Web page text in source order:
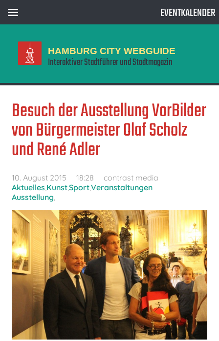
HAMBURG CITY WEBGUIDE
Interaktiver Stadtführer und Stadtmagazin
Besuch der Ausstellung VorBilder
von Bürgermeister Olaf Scholz
und René Adler
10. August 2015 18:28
contrast media
Aktuelles KunstSportVeranstaltungen
Ausstellung
EVENTKALENDER